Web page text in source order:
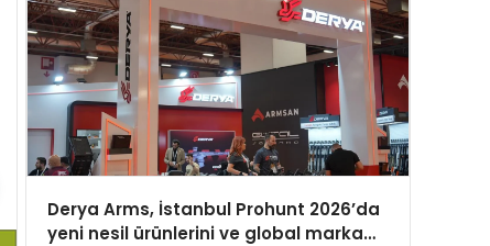
Derya Arms, İstanbul Prohunt 2026’da
yeni nesil ürünlerini ve global marka